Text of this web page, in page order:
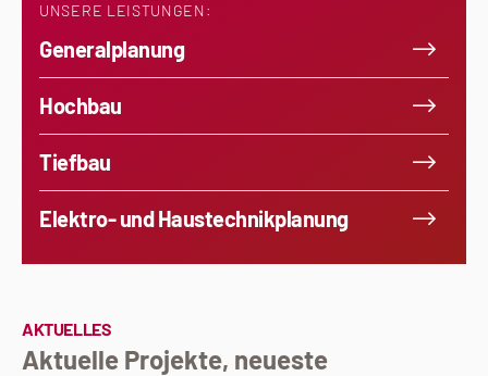
UNSERE LEISTUNGEN:
Generalplanung
Hochbau
Tiefbau
Elektro- und Haustechnikplanung
AKTUELLES
Aktuelle Projekte, neueste